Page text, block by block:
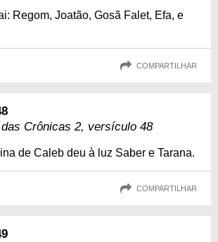
Regom, Joatão, Gosã Falet, Efa, e
COMPARTILHAR
Crônicas 2, versículo 48
de Caleb deu à luz Saber e Tarana.
COMPARTILHAR